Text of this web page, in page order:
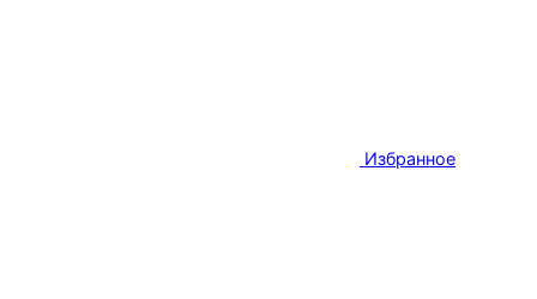
Избранное